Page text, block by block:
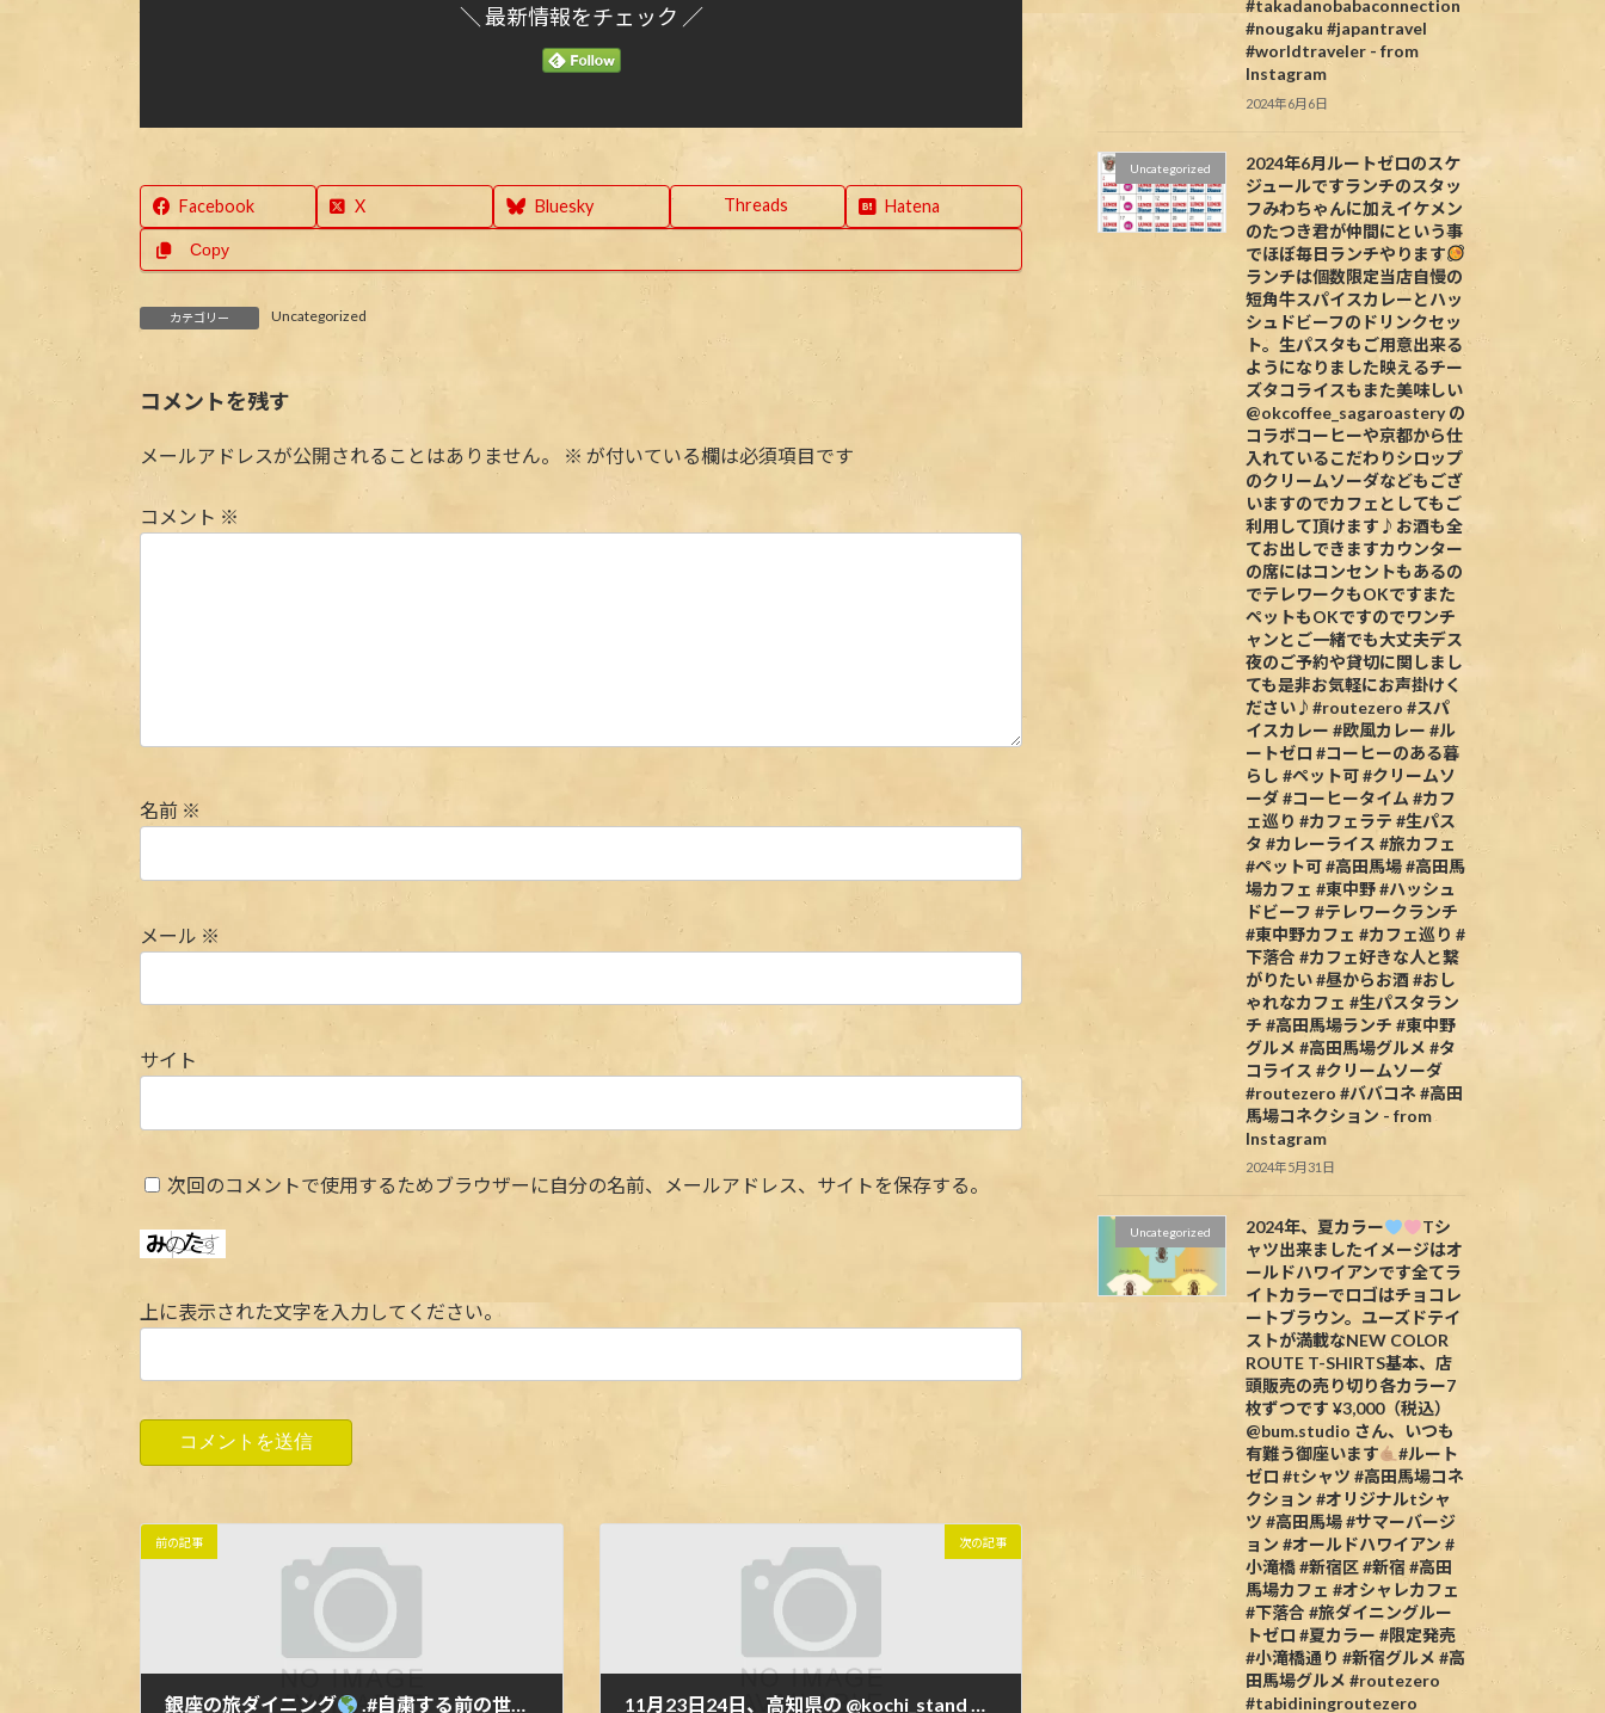
＼ 最新情報をチェック ／
Facebook X Bluesky Threads Hatena
Copy
カテゴリー Uncategorized
コメントを残す
メールアドレスが公開されることはありません。 ※ が付いている欄は必須項目です
コメント ※
名前 ※
メール ※
サイト
次回のコメントで使用するためブラウザーに自分の名前、メールアドレス、サイトを保存する。
上に表示された文字を入力してください。
前の記事
銀座の旅ダイニング .#自粛する前の世界 11月7日(木)に@meetup第1回International party @routezero.ginza を開催します！英語を話せるようになりたい貴方ドタ参ウェルカムなのでお待ちしてまーす南国の様なスタッフ手作りの店内で乾杯.バーで飲めば仲良くなるよー🏝 .http://meetu.ps/e/HjFyh/zCDZ4/a.写真は…ガラパゴス諸島w.#ルートゼロ #銀座 #銀座6丁目 #南国 #国際交流 #銀座カフェ #東銀座 #国際交流パーティー #西海岸スタイル #おしゃれカフェ #銀座シックス #おしゃれなお店 #世界一周 #英語を話せるようになりたい #オシャレなお店 #旅好きな人と繋がりたい #バー #英語好き #外国人と繋がりたい #routezero #diningbar #ginza #meetup #genic_mag #interlanguage #meetupgroup #party #meetups #internationalparty .www.routezero.jp
次の記事
11月23日24日、高知県の @kochi_stand とのコラボイベントします.KOCHI STAND公式ホームページ↓↓https://r.goope.jp/kochistand.You tuberちゃがまらんイベント紹介↓↓https://youtu.be/eIoCldaP7kQ.#routezero #ginza #kochi #internationalbar #backpacker #kochistand #routezero #meetup #地球の歩き方 #高知グルメ #肉好き #旅人 #ルートゼロ #銀座 #高知カフェ #銀座カフェ #コラボカフェ #銀座6丁目 #銀座ディナー #東銀座 #旅好きな人と繋がりたい #テキーラパーティー #トークショー #オシャレなお店 #旅好き #肉バル #ダイニングバー #地域活性化 #町おこし #世界一周
#takadanobabaconnection
#nougaku #japantravel
#worldtraveler - from
Instagram
2024年6月6日
Uncategorized
2024年6月ルートゼロのスケ
ジュールですランチのスタッ
フみわちゃんに加えイケメン
のたつき君が仲間にという事
でほぼ毎日ランチやります
ランチは個数限定当店自慢の
短角牛スパイスカレーとハッ
シュドビーフのドリンクセッ
ト。生パスタもご用意出来る
ようになりました映えるチー
ズタコライスもまた美味しい
@okcoffee_sagaroastery の
コラボコーヒーや京都から仕
入れているこだわりシロップ
のクリームソーダなどもござ
いますのでカフェとしてもご
利用して頂けます♪お酒も全
てお出しできますカウンター
の席にはコンセントもあるの
でテレワークもOKですまた
ペットもOKですのでワンチ
ャンとご一緒でも大丈夫デス
夜のご予約や貸切に関しまし
ても是非お気軽にお声掛けく
ださい♪#routezero #スパ
イスカレー #欧風カレー #ル
ートゼロ #コーヒーのある暮
らし #ペット可 #クリームソ
ーダ #コーヒータイム #カフ
ェ巡り #カフェラテ #生パス
タ #カレーライス #旅カフェ
#ペット可 #高田馬場 #高田馬
場カフェ #東中野 #ハッシュ
ドビーフ #テレワークランチ
#東中野カフェ #カフェ巡り #
下落合 #カフェ好きな人と繋
がりたい #昼からお酒 #おし
ゃれなカフェ #生パスタラン
チ #高田馬場ランチ #東中野
グルメ #高田馬場グルメ #タ
コライス #クリームソーダ
#routezero #ババコネ #高田
馬場コネクション - from
Instagram
2024年5月31日
Uncategorized 2024年、夏カラー
Tシ
ャツ出来ましたイメージはオ
ールドハワイアンです全てラ
イトカラーでロゴはチョコレ
ートブラウン。ユーズドテイ
ストが満載なNEW COLOR
ROUTE T-SHIRTS基本、店
頭販売の売り切り各カラー7
枚ずつです ¥3,000（税込）
@bum.studio さん、いつも
有難う御座います
#ルート
ゼロ #tシャツ #高田馬場コネ
クション #オリジナルtシャ
ツ #高田馬場 #サマーバージ
ョン #オールドハワイアン #
小滝橋 #新宿区 #新宿 #高田
馬場カフェ #オシャレカフェ
#下落合 #旅ダイニングルー
トゼロ #夏カラー #限定発売
#小滝橋通り #新宿グルメ #高
田馬場グルメ #routezero
#tabidiningroutezero